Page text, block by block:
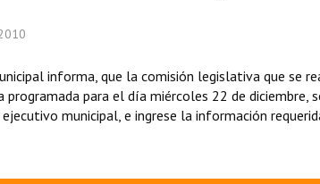
informa, que la comisión legislativa que se
programada para el día miércoles 22 de diciembre,
municipal, e ingrese la información